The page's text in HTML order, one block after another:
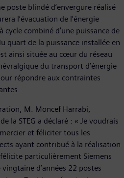
poste blindé d’envergure réalisé
l’évacuation de l’énergie
combiné d’une puissance de
quart de la puissance installée en
ainsi située au cœur du réseau
du transport d’énergie
répondre aux contraintes
M. Moncef Harrabi,
la STEG a déclaré : « Je voudrais
et féliciter tous les
ayant contribué à la réalisation
particulièrement Siemens
d’années 22 postes